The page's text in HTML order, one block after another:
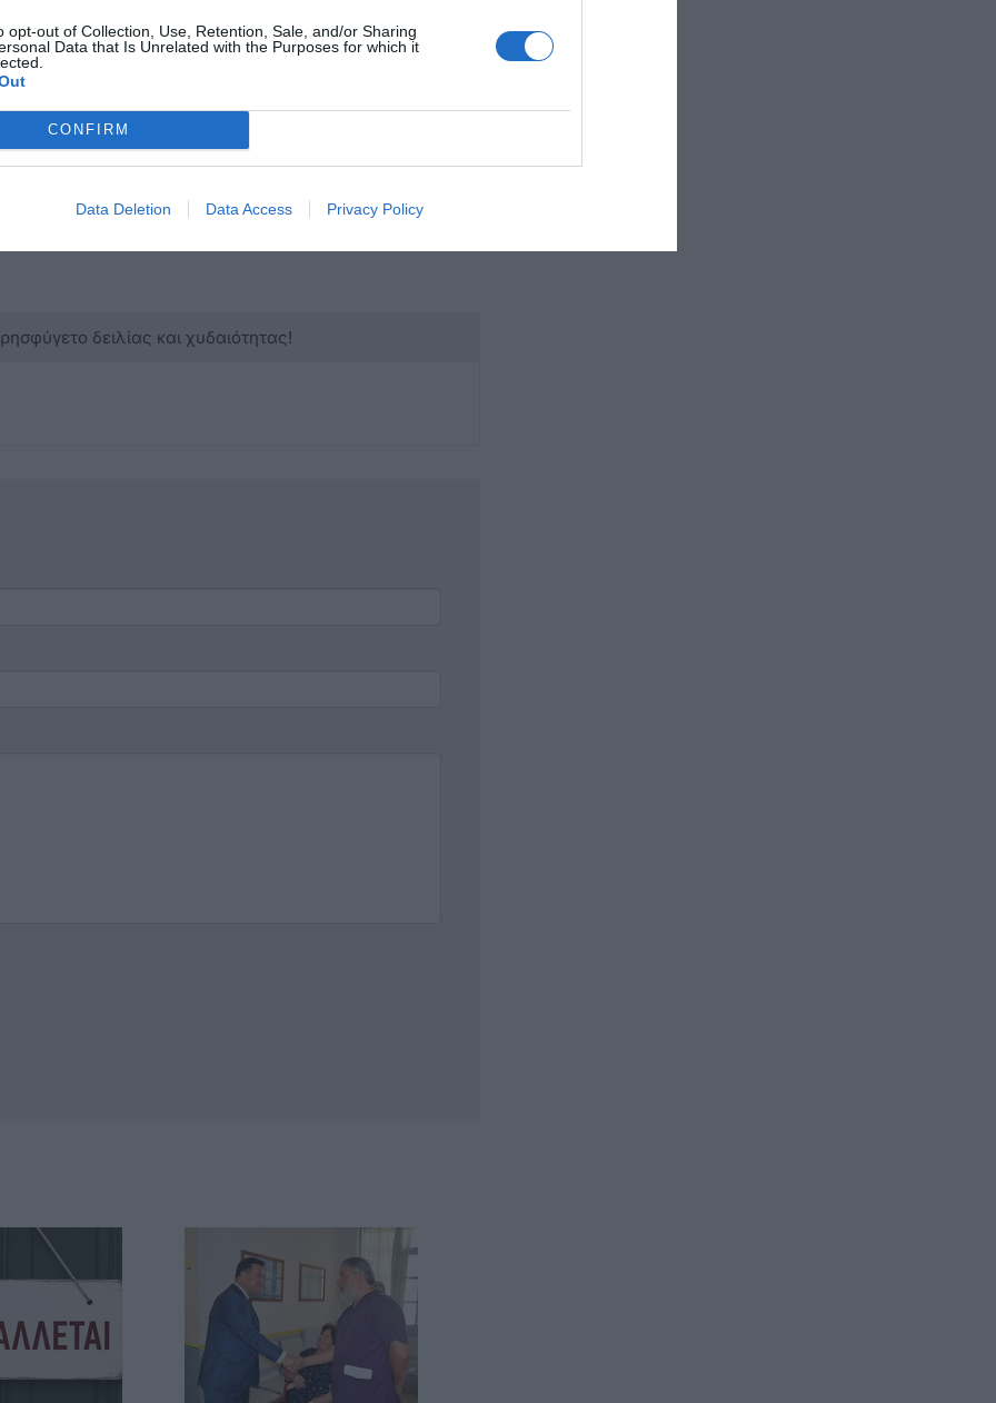
opt-out of Collection, Use, Retention, Sale, and/or Sharing
Data that Is Unrelated with the Purposes for which it
CONFIRM
Data Deletion Data Access Privacy Policy
κεντρικό πρόβλημα της κοινωνίας. Σε
Μητσοτάκης αναφέρθηκε σε κίνητρα
κενές κατοικίες, αλλά και αντικίνητρα για
αδιάθετες.
δειλίας και χυδαιότητας!